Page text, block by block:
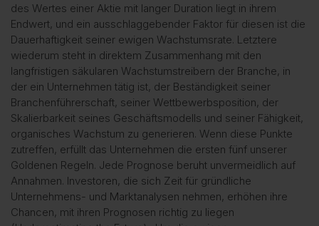
des Wertes einer Aktie mit langer Duration liegt in ihrem
Endwert, und ein ausschlaggebender Faktor für diesen ist die
Dauerhaftigkeit seiner ewigen Wachstumsrate. Letztere
wiederum steht in direktem Zusammenhang mit den
langfristigen säkularen Wachstumstreibern der Branche, in
der ein Unternehmen tätig ist, der Beständigkeit seiner
Branchenführerschaft, seiner Wettbewerbsposition, der
Skalierbarkeit seines Geschäftsmodells und seiner Fähigkeit,
organisches Wachstum zu generieren. Wenn diese Punkte
zutreffen, erfüllt das Unternehmen die ersten fünf unserer
Goldenen Regeln. Jede Prognose beruht unvermeidlich auf
Annahmen. Investoren, die sich Zeit für gründliche
Unternehmens- und Marktanalysen nehmen, erhöhen ihre
Chancen, mit ihren Prognosen richtig zu liegen